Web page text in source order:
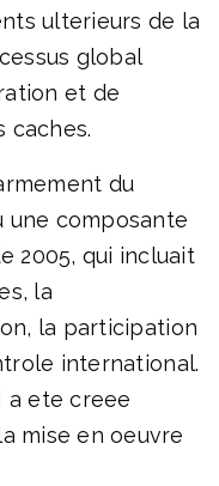
ulterieurs de la
global
et de
caches.
du
une composante
2005, qui incluait
la
la participation
international.
a ete creee
mise en oeuvre